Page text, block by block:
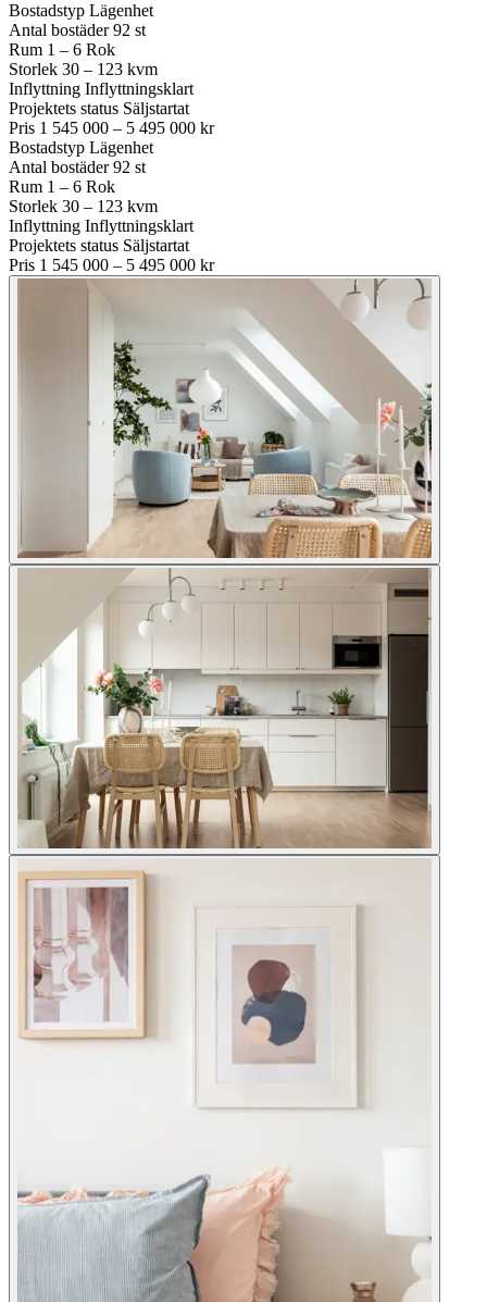
Bostadstyp Lägenhet
Antal bostäder 92 st
Rum 1 – 6 Rok
Storlek 30 – 123 kvm
Inflyttning Inflyttningsklart
Projektets status Säljstartat
Pris 1 545 000 – 5 495 000 kr
Bostadstyp Lägenhet
Antal bostäder 92 st
Rum 1 – 6 Rok
Storlek 30 – 123 kvm
Inflyttning Inflyttningsklart
Projektets status Säljstartat
Pris 1 545 000 – 5 495 000 kr